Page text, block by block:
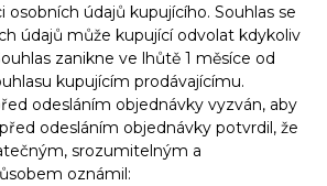
osobních údajů kupujícího. Souhlas se
údajů může kupující odvolat kdykoliv
zanikne ve lhůtě 1 měsíce od
kupujícím prodávajícímu.
odesláním objednávky vyzván, aby
odesláním objednávky potvrdil, že
srozumitelným a
oznámil: